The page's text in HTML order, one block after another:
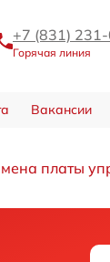
+7 (831)
Горячая линия
Вакансии
платы